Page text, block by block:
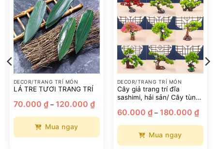
DECOR/TRANG TRÍ MÓN
LÁ TRE TƯƠI TRANG TRÍ
70.000 ₫ – 120.000 ₫Khoảng
giá:
70.000 ₫
Mua ngay
DECOR/TRANG TRÍ MÓN
Cây giả trang trí đĩa
sashimi, hải sản/ Cây tùng
ăn
60.000 ₫ – 180.000 ₫giá:
Mua ngay